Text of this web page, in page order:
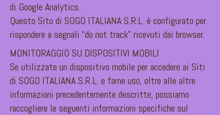
di Google Analytics.
Questo Sito di SOGO ITALIANA S.R.L. è configurato per
rispondere a segnali “do not track” ricevuti dai browser.
MONITORAGGIO SU DISPOSITIVI MOBILI
Se utilizzate un dispositivo mobile per accedere ai Siti
di SOGO ITALIANA S.R.L. e farne uso, oltre alle altre
informazioni precedentemente descritte, possiamo
raccogliere le seguenti informazioni specifiche sul